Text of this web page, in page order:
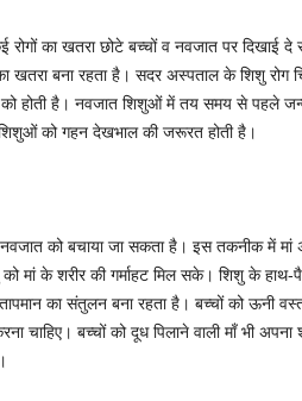
का खतरा छोटे बच्चों व नवजात पर दिखाई दे
का खतरा बना रहता है। सदर अस्पताल के शिशु
को होती है। नवजात शिशुओं में तय समय से पहले
को गहन देखभाल की जरूरत होती है।
नवजात को बचाया जा सकता है। इस तकनीक में
मां के शरीर की गर्माहट मिल सके। शिशु के हाथ-
का संतुलन बना रहता है। बच्चों को ऊनी
बच्चों को दूध पिलाने वाली माँ भी अपना